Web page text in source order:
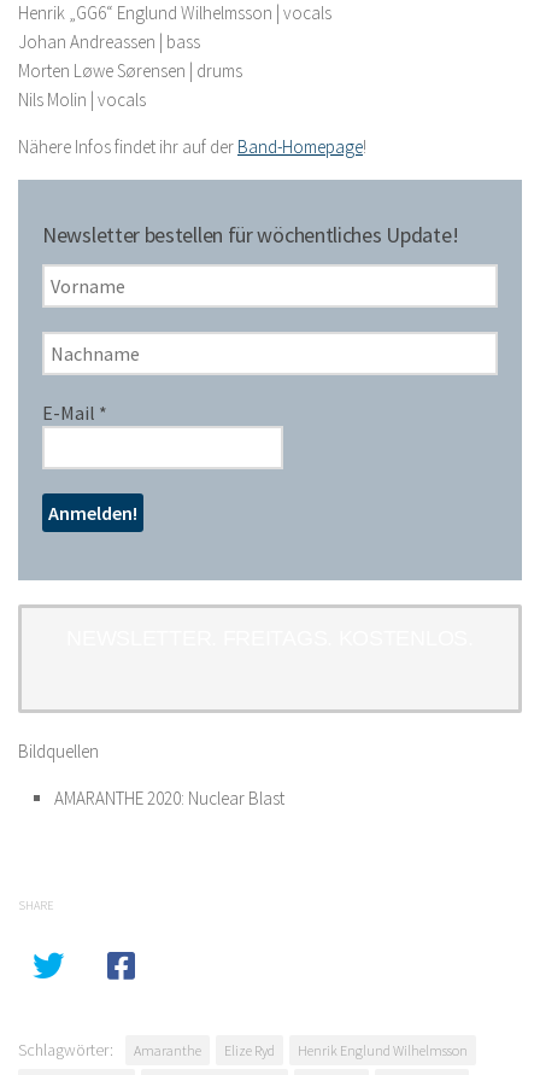
Henrik „GG6“ Englund Wilhelmsson | vocals
Johan Andreassen | bass
Morten Løwe Sørensen | drums
Nils Molin | vocals
Nähere Infos findet ihr auf der Band-Homepage!
Newsletter bestellen für wöchentliches Update!
E-Mail *
Bildquellen
AMARANTHE 2020: Nuclear Blast
SHARE
Schlagwörter: Amaranthe Elize Ryd Henrik Englund Wilhelmsson